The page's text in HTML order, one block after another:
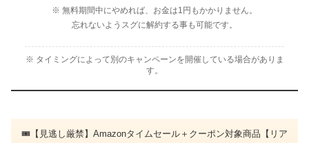
※ 無料期間中にやめれば、お金は1円もかかりません。
忘れないようスグに解約する事も可能です。
※ タイミングによって別のキャンペーンを開催している場合がありま
す。
🎟【見逃し厳禁】Amazonタイムセール＋クーポン対象商品【リア